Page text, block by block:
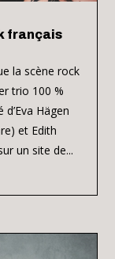
français
la scène rock
trio 100 %
Hägen
et Edith
un site de...